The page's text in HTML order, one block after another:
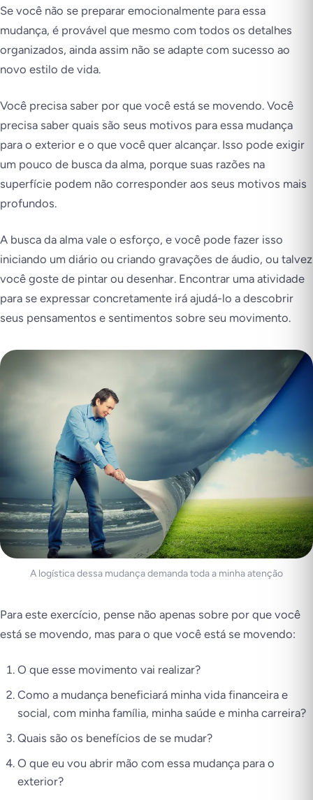
Se você não se preparar emocionalmente para essa
mudança, é provável que mesmo com todos os detalhes
organizados, ainda assim não se adapte com sucesso ao
novo estilo de vida.
Você precisa saber por que você está se movendo. Você
precisa saber quais são seus motivos para essa mudança
para o exterior e o que você quer alcançar. Isso pode exigir
um pouco de busca da alma, porque suas razões na
superfície podem não corresponder aos seus motivos mais
profundos.
A busca da alma vale o esforço, e você pode fazer isso
iniciando um diário ou criando gravações de áudio, ou talvez
você goste de pintar ou desenhar. Encontrar uma atividade
para se expressar concretamente irá ajudá-lo a descobrir
seus pensamentos e sentimentos sobre seu movimento.
A logística dessa mudança demanda toda a minha atenção
Para este exercício, pense não apenas sobre por que você
está se movendo, mas para o que você está se movendo:
O que esse movimento vai realizar?
Como a mudança beneficiará minha vida financeira e
social, com minha família, minha saúde e minha carreira?
Quais são os benefícios de se mudar?
O que eu vou abrir mão com essa mudança para o
exterior?